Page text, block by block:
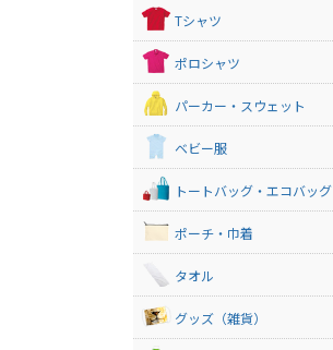
Tシャツ
ポロシャツ
パーカー・スウェット
ベビー服
トートバッグ・エコバッグ
ポーチ・巾着
タオル
グッズ（雑貨）